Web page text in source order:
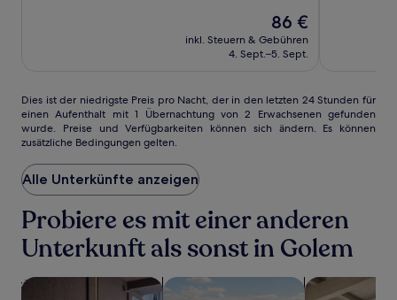
Der
Preis
beträgt
86 €
inkl. Steuern & Gebühren
4. Sept.–5. Sept.
Dies
ist
der
niedrigste
Preis
pro
Nacht,
der
in
den
letzten
24 Stunden
für
Dies ist der niedrigste Preis pro Nacht, der in den letzten 24 Stunden für
einen Aufenthalt mit 1 Übernachtung von 2 Erwachsenen gefunden
wurde. Preise und Verfügbarkeiten können sich ändern. Es können
zusätzliche Bedingungen gelten.
Alle Unterkünfte anzeigen
Probiere es mit einer anderen
Unterkunft als sonst in Golem
Suche nach haustierfreundlichen Unterkünften
Suche nach Unterkünften mit Pool
Suche nach